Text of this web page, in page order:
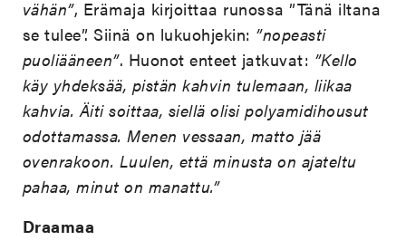
vähän”, Erämaja kirjoittaa runossa ”Tänä iltana
se tulee”. Siinä on lukuohjekin: ”nopeasti
puoliääneen”. Huonot enteet jatkuvat: ”Kello
käy yhdeksää, pistän kahvin tulemaan, liikaa
kahvia. Äiti soittaa, siellä olisi polyamidihousut
odottamassa. Menen vessaan, matto jää
ovenrakoon. Luulen, että minusta on ajateltu
pahaa, minut on manattu.”
Draamaa